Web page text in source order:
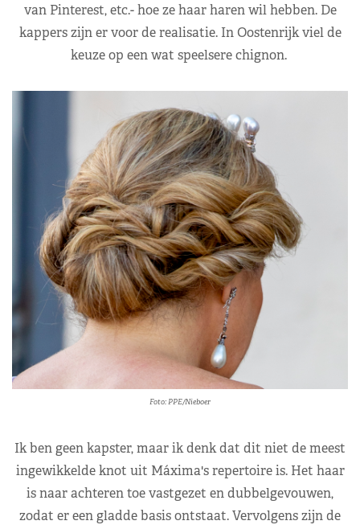
van Pinterest, etc.- hoe ze haar haren wil hebben. De
kappers zijn er voor de realisatie. In Oostenrijk viel de
keuze op een wat speelsere chignon.
Foto: PPE/Nieboer
Ik ben geen kapster, maar ik denk dat dit niet de meest
ingewikkelde knot uit Máxima's repertoire is. Het haar
is naar achteren toe vastgezet en dubbelgevouwen,
zodat er een gladde basis ontstaat. Vervolgens zijn de